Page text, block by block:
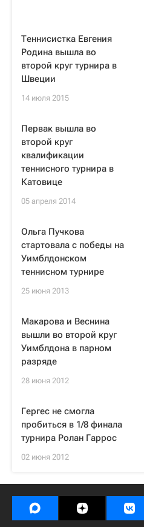
Теннисистка Евгения
Родина вышла во
второй круг турнира в
Швеции
14 июля 2015
Первак вышла во
второй круг
квалификации
теннисного турнира в
Катовице
05 апреля 2014
Ольга Пучкова
стартовала с победы на
Уимблдонском
теннисном турнире
25 июня 2013
Макарова и Веснина
вышли во второй круг
Уимблдона в парном
разряде
28 июня 2012
Гергес не смогла
пробиться в 1/8 финала
турнира Ролан Гаррос
02 июня 2012